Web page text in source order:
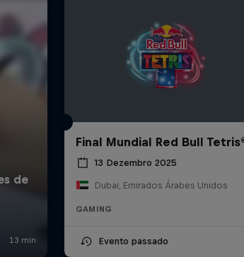
Final Mundial Red Bull
13 Dezembro 2025
Dubai, Emirados Árabes Unidos
GAMING
Evento passado